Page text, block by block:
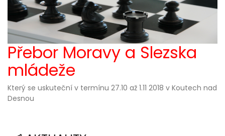
Přebor Moravy a Slezska
mládeže
Který se uskuteční v termínu 27.10 až 1.11 2018 v Koutech nad
Desnou